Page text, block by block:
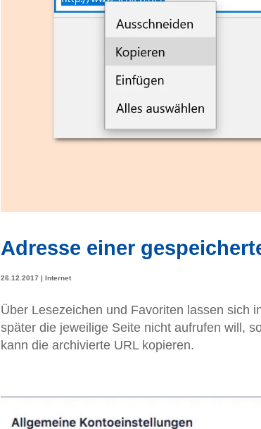
Adresse einer
26.12.2017 | Internet
Über Lesezeichen und Favoriten lassen sich
später die jeweilige Seite nicht aufrufen will,
kann die archivierte URL kopieren.